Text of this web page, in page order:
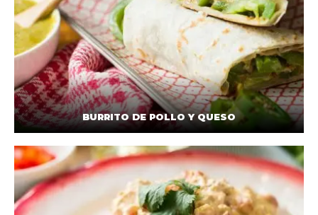
BURRITO DE POLLO Y QUESO